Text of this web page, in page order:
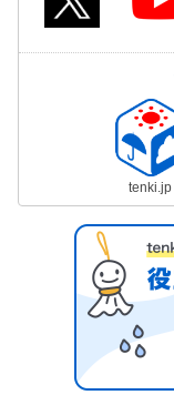
tenki.jp